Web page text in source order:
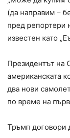
(да направим –
пред репортери
известен като
Президентът на
американската
два нови
по време на
Тръмп договори